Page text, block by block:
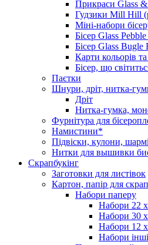
Прикраси Glass &
Гудзики Mill Hill
Міні-набори
Бісер Glass
Бісер Glass Bugle
Карти кольорів
Бісер, що
Паєтки
Шнури, дріт, нитка-
Дріт
Нитка-гумка,
Фурнітура для
Намистини*
Підвіски, кулони,
Нитки для вышивки
Скрапбукінг
Заготовки для листівок
Картон, папір для
Набори паперу
Набори 22
Набори 30
Набори 12
Набори інші